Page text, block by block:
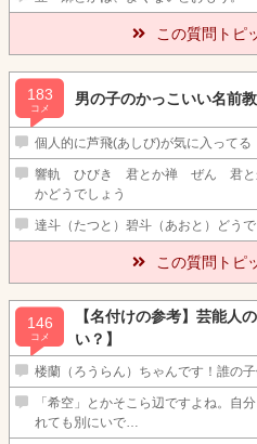
この質問トピ
183
コメ
男の子のかっこいい名前
個人的に芦飛(あしび)が気に入ってる
響軌 ひびき 君とか禅 ぜん 君と
かどうでしょう
達斗（たつと）碧斗（あおと）どうで
この質問トピ
146
コメ
【名付けの参考】芸能人
い？】
楼蘭（ろうらん）ちゃんです！誰の
「希空」とかそこら辺ですよね。自
れても別にいで…